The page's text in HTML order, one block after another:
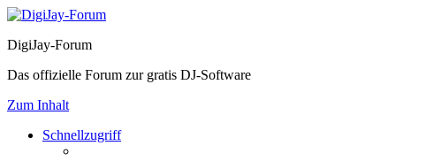
DigiJay-Forum
Das offizielle Forum zur gratis DJ-Software
Zum Inhalt
Schnellzugriff